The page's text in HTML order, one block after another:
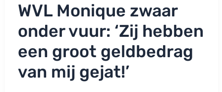
WVL Monique zwaar
onder vuur: ‘Zij hebben
een groot geldbedrag
van mij gejat!’